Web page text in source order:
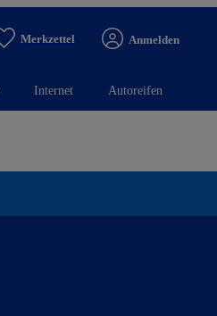
Merkzettel Anmelden
Internet Autoreifen